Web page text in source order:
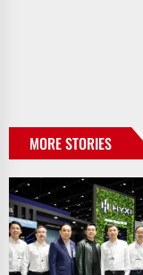
MORE STORIES